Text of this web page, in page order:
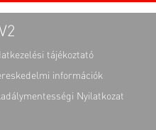
tájékoztató
információk
Nyilatkozat